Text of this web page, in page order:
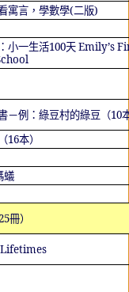
寓言，學數學(二版)
小一生活100天Emily’s
－例：綠豆村的綠豆（10
16本）
蟻
冊）
Lifetimes